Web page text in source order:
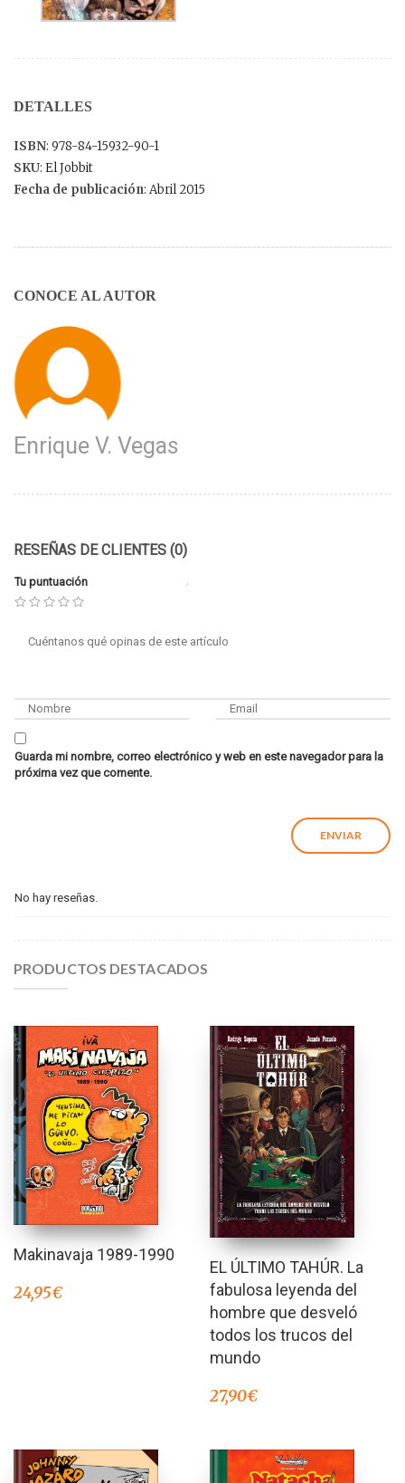
DETALLES
ISBN: 978-84-15932-90-1
SKU: El Jobbit
Fecha de publicación: Abril 2015
CONOCE AL AUTOR
Enrique V. Vegas
RESEÑAS DE CLIENTES (0)
Tu puntuación
Guarda mi nombre, correo electrónico y web en este navegador para la
próxima vez que comente.
No hay reseñas.
PRODUCTOS DESTACADOS
Makinavaja 1989-1990
24,95€
EL ÚLTIMO TAHÚR. La
fabulosa leyenda del
hombre que desveló
todos los trucos del
mundo
27,90€